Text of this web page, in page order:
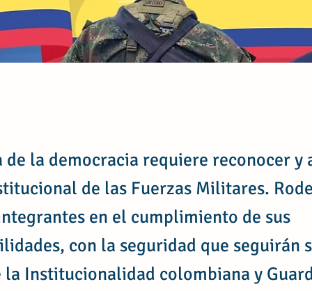
de la democracia requiere reconocer y
de las Fuerzas Militares.
en el cumplimiento de sus
con la seguridad que seguirán
la Institucionalidad colombiana y